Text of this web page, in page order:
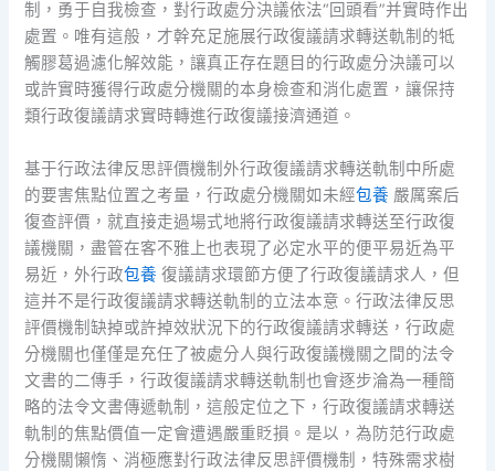
制，勇于自我檢查，對行政處分決議依法“回頭看”并實時作出
處置。唯有這般，才幹充足施展行政復議請求轉送軌制的牴
觸膠葛過濾化解效能，讓真正存在題目的行政處分決議可以
或許實時獲得行政處分機關的本身檢查和消化處置，讓保持
類行政復議請求實時轉進行政復議接濟通道。
基于行政法律反思評價機制外行政復議請求轉送軌制中所處
的要害焦點位置之考量，行政處分機關如未經包養 嚴厲案后
復查評價，就直接走過場式地將行政復議請求轉送至行政復
議機關，盡管在客不雅上也表現了必定水平的便平易近為平
易近，外行政包養 復議請求環節方便了行政復議請求人，但
這并不是行政復議請求轉送軌制的立法本意。行政法律反思
評價機制缺掉或許掉效狀況下的行政復議請求轉送，行政處
分機關也僅僅是充任了被處分人與行政復議機關之間的法令
文書的二傳手，行政復議請求轉送軌制也會逐步淪為一種簡
略的法令文書傳遞軌制，這般定位之下，行政復議請求轉送
軌制的焦點價值一定會遭遇嚴重貶損。是以，為防范行政處
分機關懶惰、消極應對行政法律反思評價機制，特殊需求樹